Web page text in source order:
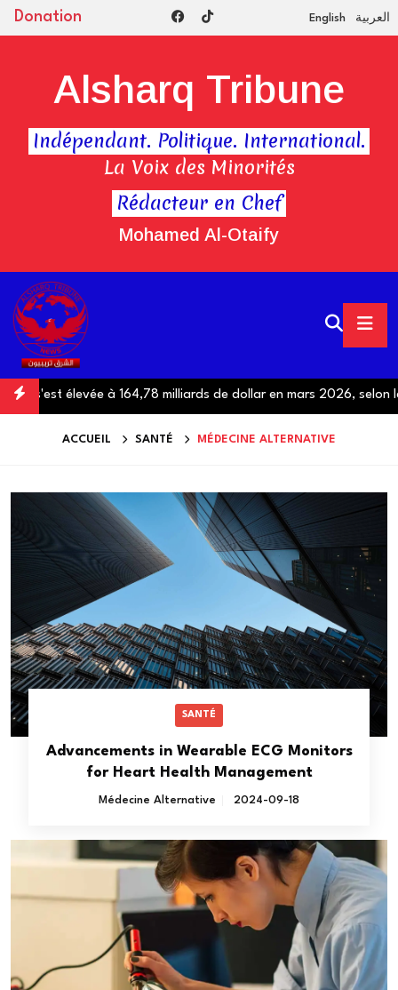
Donation English العربية
Rédacteur en Chef
Mohamed Al-Otaify
Alsharq Tribune
Indépendant. Politique. International.
La Voix des Minorités
élevée à 164,78 milliards de dollar en mars 2026, selon la
ACCUEIL SANTÉ MÉDECINE ALTERNATIVE
SANTÉ
Advancements in Wearable ECG Monitors
for Heart Health Management
Médecine Alternative 2024-09-18